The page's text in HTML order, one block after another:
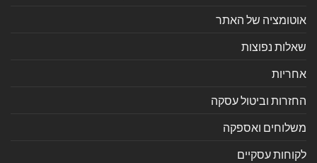
אוטומציה של האתר
שאלות נפוצות
אחריות
החזרות וביטול עסקה
משלוחים ואספקה
לקוחות עסקיים